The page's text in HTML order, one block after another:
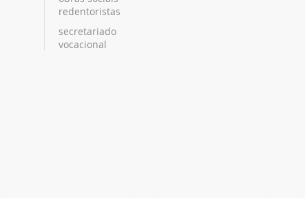
redentoristas
secretariado
vocacional